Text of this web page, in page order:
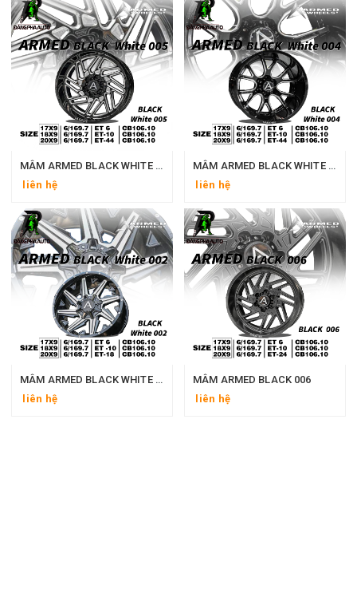
MÂM ARMED BLACK WHITE 005
liên hệ
MÂM ARMED BLACK WHITE 004
liên hệ
MÂM ARMED BLACK WHITE 002
liên hệ
MÂM ARMED BLACK 006
liên hệ